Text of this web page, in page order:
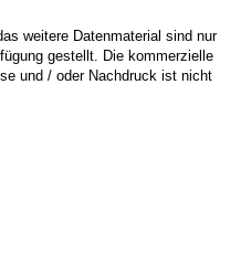
weitere Datenmaterial sind nur
gestellt. Die kommerzielle
und / oder Nachdruck ist nicht